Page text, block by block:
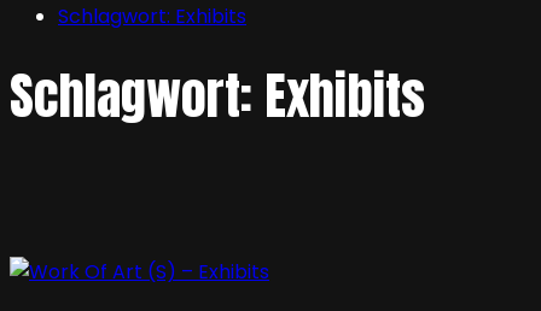
Schlagwort: Exhibits
Schlagwort: Exhibits